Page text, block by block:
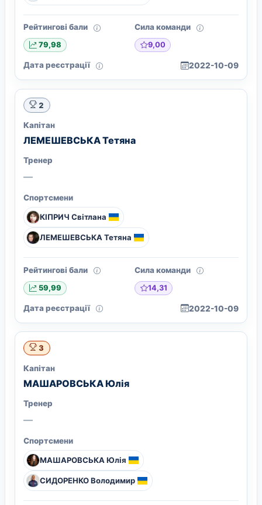
Рейтингові бали
79,98
Сила команди
9,00
Дата реєстрації 2022-10-09
2
Капітан
ЛЕМЕШЕВСЬКА Тетяна
Тренер
—
Спортсмени
КІПРИЧ Світлана
ЛЕМЕШЕВСЬКА Тетяна
Рейтингові бали
59,99
Сила команди
14,31
Дата реєстрації 2022-10-09
3
Капітан
МАШАРОВСЬКА Юлія
Тренер
—
Спортсмени
МАШАРОВСЬКА Юлія
СИДОРЕНКО Володимир